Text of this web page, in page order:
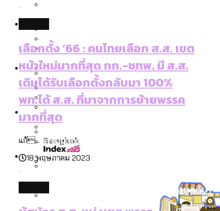
สมุดจดการบ้าน ส.ก. 2569 : แต่ละเขตมี
ปัญหาอะไรที่ ส.ก. ต้องทำการบ้าน
Vote62 ขอบคุณประชาชนที่ร่วม
สังเกตการณ์การเลือกตั้งชวนคุยกันถึงบท
เรียนที่เราได้รับจากเลือกตั้ง กรุงเทพฯ –
พัทยา
กทม. มีอำนาจแค่ไหน ในการแก้ปัญหาให้คน
ขึ้นและเข้าถึงได้มากน้อยแค่ไหน
ขยะมูลฝอย 2568 [ข้อมูลดิบ]
ขยะของคน กทม. ที่ยังถูกนำไปทิ้งที่
ฉะเชิงเทรา นครปฐม และล่าสุดที่กาญจนบุรี
งบระบายน้ำ-ป้องกันน้ำท่วม 4 ปี (2566-
2569) ของ กทม. ในยุคชัชชาติ ลงเขตไหน
สำรวจ Hate Speech ที่ถูกผลิตซ้ำผ่าน
วิดีโอ AI ในช่วงความขัดแย้งไทย-กัมพูชา
[ข้อมูลดิบ]
Speech ที่ถูกผลิตซ้ำผ่านวิดีโอ AI ในช่วง
ความขัดแย้งไทย-กัมพูชา
เมกะโปรเจ็กต์ของ กทม. ในช่วงที่มีการใช้
งบคาบเกี่ยวในยุคชัชชาติ มีอะไร ใช้งบแค่
ไหน
ค่าฝุ่นในกรุงเทพฯ 2025 เทียบกับจำนวน
ควันบุหรี่ที่เข้าปอด [ข้อมูลดิบ]
Future
สังคมผู้สูงอายุไทย [ข้อมูลดิบ]
สำรวจสังคมผู้สูงอายุไทย : 6 จังหวัดเป็น
สังคมสูงวัยระดับสุดยอด และ 64 จังหวัดที่
ตายมากกว่าเกิด
กรุงเทพฯ เมืองสังคมผู้สูงอายุ [ข้อมูลดิบ]
Database
สังคมผู้สูงอายุไทย [ข้อมูลดิบ]
สำรวจเหตุไฟไหม้ในกรุงเทพฯ 2568
Project
Bangkok Index
Bangkok Index 2022
DEMO Thailand
About Us
เลือกตั้ง ’66 : คนไทยเลือก ส.ส. เขต
หน้าใหม่มากที่สุด กก.-ชทพ. มี ส.ส.
เดิมได้รับเลือกตั้งกลับมา 100%
พท.ได้ ส.ส. ที่มาจากการย้ายพรรค
มากที่สุด
แก้...
18 พฤษภาคม 2023